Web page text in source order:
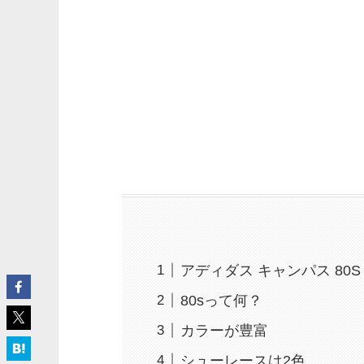
アディダス キャンパス 80S
80sって何？
カラーが豊富
シューレースは2色